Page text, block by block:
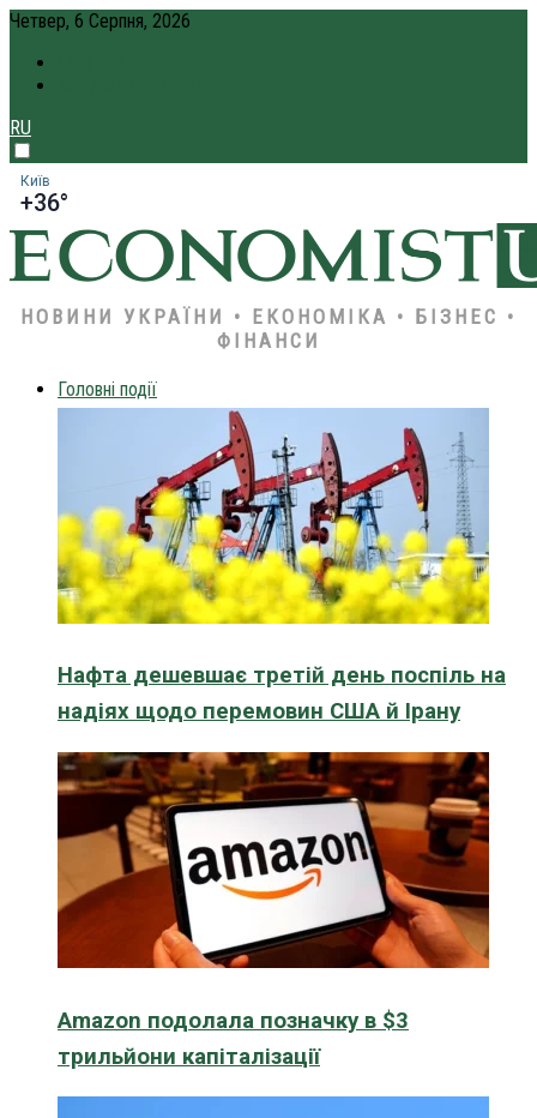
Четвер, 6 Серпня, 2026
RU
Київ
+36°
НОВИНИ УКРАЇНИ • ЕКОНОМІКА • БІЗНЕС •
ФІНАНСИ
Головні події
Нафта дешевшає третій день поспіль на
надіях щодо перемовин США й Ірану
Amazon подолала позначку в $3
трильйони капіталізації